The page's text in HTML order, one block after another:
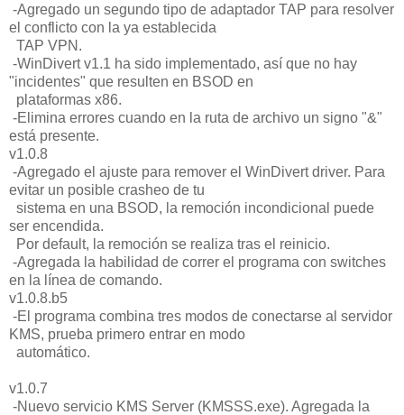
-Agregado un segundo tipo de adaptador TAP para resolver
el conflicto con la ya establecida
TAP VPN.
-WinDivert v1.1 ha sido implementado, así que no hay
"incidentes" que resulten en BSOD en
plataformas x86.
-Elimina errores cuando en la ruta de archivo un signo "&"
está presente.
v1.0.8
-Agregado el ajuste para remover el WinDivert driver. Para
evitar un posible crasheo de tu
sistema en una BSOD, la remoción incondicional puede
ser encendida.
Por default, la remoción se realiza tras el reinicio.
-Agregada la habilidad de correr el programa con switches
en la línea de comando.
v1.0.8.b5
-El programa combina tres modos de conectarse al servidor
KMS, prueba primero entrar en modo
automático.
v1.0.7
-Nuevo servicio KMS Server (KMSSS.exe). Agregada la